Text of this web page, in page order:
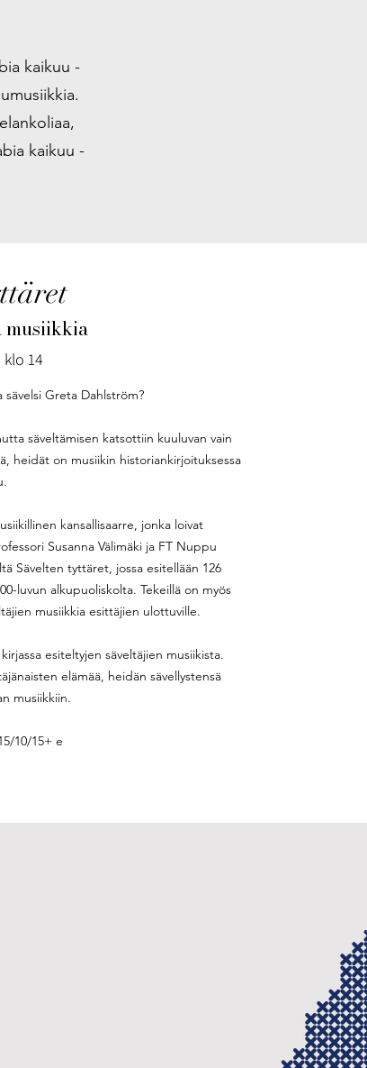
kaikuu -
kaikuu -
musiikkia
14
Greta Dahlström?
säveltämisen katsottiin kuuluvan vain
heidät on musiikin historiankirjoituksessa
kansallisaarre, jonka loivat
Susanna Välimäki ja FT Nuppu
Sävelten tyttäret, jossa esitellään 126
luvun alkupuoliskolta. Tekeillä on myös
musiikkia esittäjien ulottuville.
esiteltyjen säveltäjien musiikista.
elämää, heidän sävellystensä
musiikkiin.
10/15+ e